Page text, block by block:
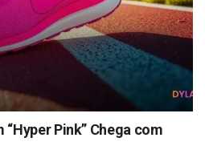
Pink” Chega com